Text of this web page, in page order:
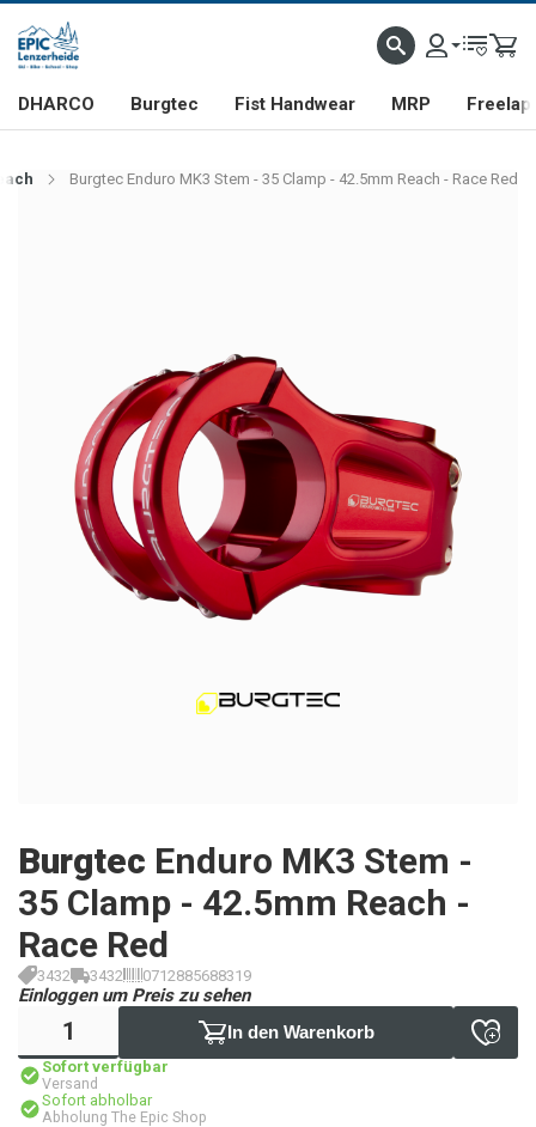
DHARCO Burgtec Fist Handwear MRP Freelap
Burgtec Enduro MK3 Stem - 35 Clamp - 42.5mm Reach - Race Red
Burgtec Enduro MK3 Stem -
35 Clamp - 42.5mm Reach -
Race Red
3432 3432 0712885688319
Einloggen um Preis zu sehen
In den Warenkorb
Sofort verfügbar
Versand
Sofort abholbar
Abholung The Epic Shop